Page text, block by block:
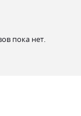
пока нет.